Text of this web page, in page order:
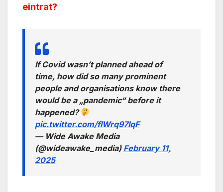
eintrat?
If Covid wasn’t planned ahead of
time, how did so many prominent
people and organisations know there
would be a „pandemic“ before it
happened?
pic.twitter.com/fIWrq97IqF
— Wide Awake Media
(@wideawake_media) February 11,
2025